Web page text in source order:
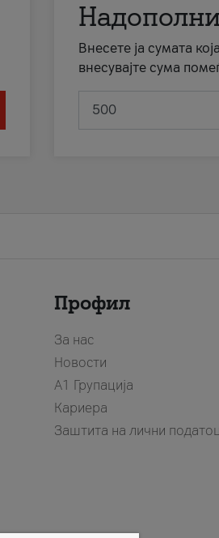
Внесете ја сумата
внесувајте сума
Профил
За нас
Новости
А1 Групација
Кариера
Заштита на лични